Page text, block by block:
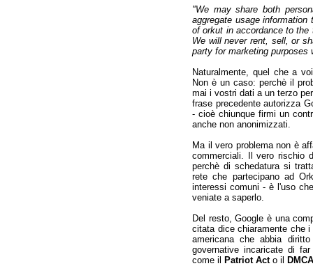
"We may share both
aggregate usage
of orkut in accordance to
We will never rent, sell, or
party for marketing
Naturalmente, quel che a
Non è un caso: perchè il
mai i vostri dati a un terzo
frase precedente autorizza
- cioè chiunque firmi un
anche non anonimizzati.
Ma il vero problema non è
commerciali. Il vero rischio
perchè di schedatura si
rete che partecipano ad
interessi comuni - è l'uso
veniate a saperlo.
Del resto, Google è una
citata dice chiaramente che
americana che abbia
governative incaricate di
come il
Patriot Acto il
DMCA